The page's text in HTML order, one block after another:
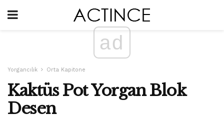
ad
Yorgancılık Orta Kapitone
Kaktüs Pot Yorgan Blok
Desen